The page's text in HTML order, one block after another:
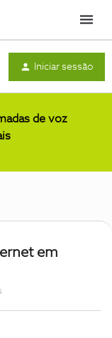
Menu
Iniciar sessão
de voz
em